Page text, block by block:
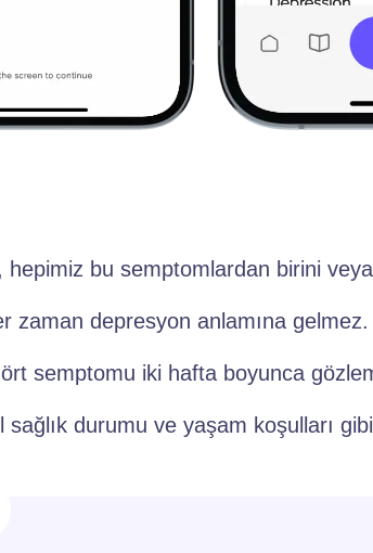
hepimiz bu semptomlardan birini
zaman depresyon anlamına
semptomu iki hafta boyunca
sağlık durumu ve yaşam koşulları